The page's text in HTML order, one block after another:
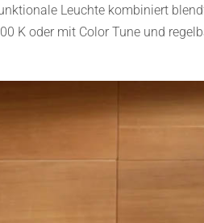
Leuchte kombiniert
K oder mit Color Tune und